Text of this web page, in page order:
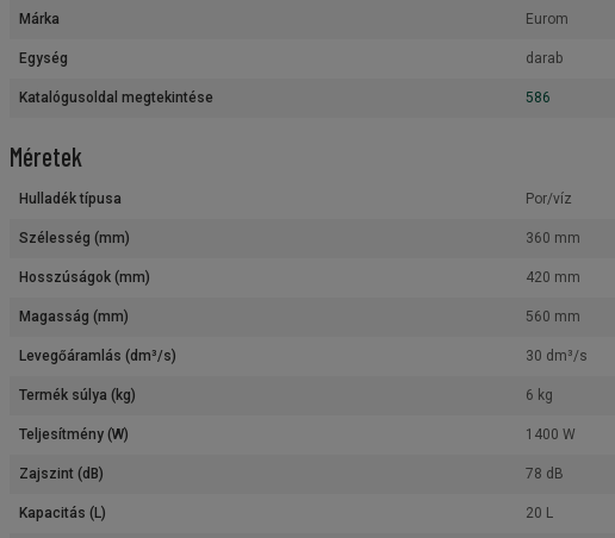
Márka Eurom
Egység darab
Katalógusoldal megtekintése 586
Méretek
Hulladék típusa Por/víz
Szélesség (mm) 360 mm
Hosszúságok (mm) 420 mm
Magasság (mm) 560 mm
Levegőáramlás (dm³/s) 30 dm³/s
Termék súlya (kg) 6 kg
Teljesítmény (W) 1400 W
Zajszint (dB) 78 dB
Kapacitás (L) 20 L